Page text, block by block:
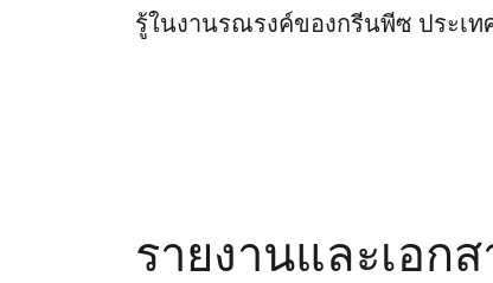
รู้ในงานรณรงค์ของกรีนพีซ ประเท
รายงานและเอก